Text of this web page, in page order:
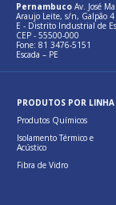
Pernambuco Av. José
Araujo Leite, s/n, Galpão 4
E - Distrito Industrial de
CEP - 55500-000
Fone: 81 3476-5151
Escada – PE
PRODUTOS POR LINHA
Produtos Químicos
Isolamento Térmico e
Acústico
Fibra de Vidro